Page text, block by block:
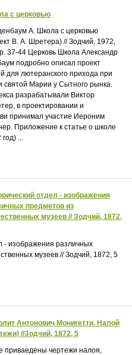
с церковью
А. Школа с церковью
В. А. Шретера) // Зодчий, 1972,
37-44 Церковь Школа Александр
подробно описал проект
для лютеранского прихода при
святой Марии у Сытного рынка.
разрабатывали Виктор
в проектировании и
принимал участие Иероним
Приложение к статье о школе
год) ...
отдел - изображения
предметов из
музеев // Зодчий, 1872,
- изображения различных
музеев // Зодчий, 1872, 5
Антонович Монигетти. Налой
//Зодчий, 1872, 5
приваедены чертежи налоя,